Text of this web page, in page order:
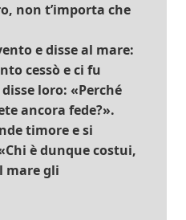
non t’importa che
e disse al mare:
cessò e ci fu
loro: «Perché
ancora fede?».
timore e si
è dunque costui,
mare gli